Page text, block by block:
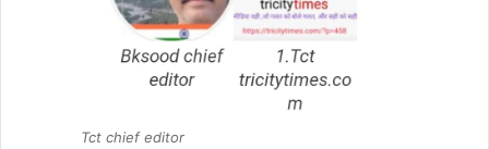
Tct chief editor